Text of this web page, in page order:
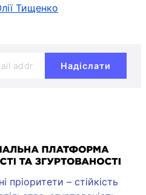
Тищенко
пріоритети – стійкість